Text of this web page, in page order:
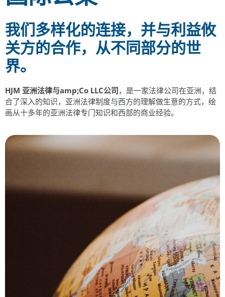
我们多样化的连接，并与利益攸
关方的合作，从不同部分的世
界。
HJM 亚洲法律与amp;Co LLC公司，是一家法律公司在亚洲，结
合了深入的知识，亚洲法律制度与西方的理解做生意的方式，绘
画从十多年的亚洲法律专门知识和西部的商业经验。